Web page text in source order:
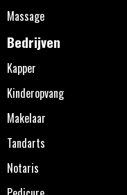
Massage
Bedrijven
Kapper
Kinderopvang
Makelaar
Tandarts
Notaris